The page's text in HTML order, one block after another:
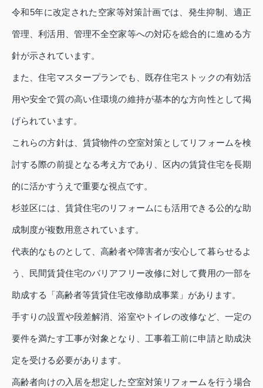
令和5年に改定された空家等対策計画では、発生抑制、適正
管理、利活用、管理不全空家等への対応を総合的に進める方
針が示されています。
また、住宅マスタープランでも、既存住宅ストックの有効活
用や安全で質の高い住環境の維持が基本的な方向性として掲
げられています。
これらの方針は、賃貸物件の空室対策としてリフォームを検
討する際の前提となる考え方であり、区内の賃貸住宅を長期
的に活かすうえで重要な視点です。
杉並区には、賃貸住宅のリフォームにも活用できる公的な助
成制度が複数用意されています。
代表的なものとして、高齢者や障害者が安心して暮らせるよ
う、民間賃貸住宅のバリアフリー改修に対して費用の一部を
助成する「高齢者等賃貸住宅改修助成事業」があります。
手すりの設置や段差解消、浴室やトイレの改修など、一定の
要件を満たす工事が対象となり、工事着工前に申請と助成決
定を受ける必要があります。
高齢者向けの入居を想定した空室対策リフォームを行う場合